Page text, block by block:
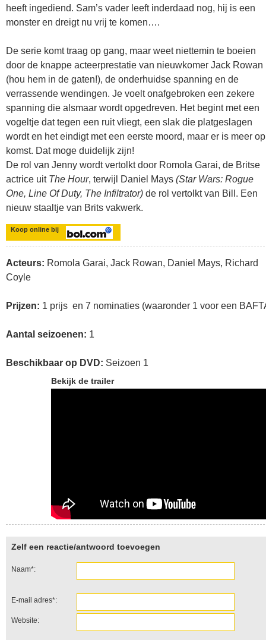
heeft ingediend. Sam’s vader leeft inderdaad nog, hij is een
monster en dreigt nu vrij te komen….
De serie komt traag op gang, maar weet niettemin te boeien
door de knappe acteerprestatie van nieuwkomer Jack Rowan
(hou hem in de gaten!), de onderhuidse spanning en de
verrassende wendingen. Je voelt onafgebroken een zekere
spanning die alsmaar wordt opgedreven. Het begint met een
vogeltje dat tegen een ruit vliegt, een slak die platgeslagen
wordt en het eindigt met een eerste moord, maar er is meer op
komst. Dat moge duidelijk zijn!
De rol van Jenny wordt vertolkt door Romola Garai, de Britse
actrice uit The Hour, terwijl Daniel Mays (Star Wars: Rogue
One, Line Of Duty, The Infiltrator) de rol vertolkt van Bill. Een
nieuw staaltje van Brits vakwerk.
Koop online bij
Acteurs: Romola Garai, Jack Rowan, Daniel Mays, Richard
Coyle
Prijzen: 1 prijs en 7 nominaties (waaronder 1 voor een
Aantal seizoenen: 1
Beschikbaar op DVD: Seizoen 1
Bekijk de trailer
Zelf een reactie/antwoord toevoegen
Naam*:
E-mail adres*:
Website: